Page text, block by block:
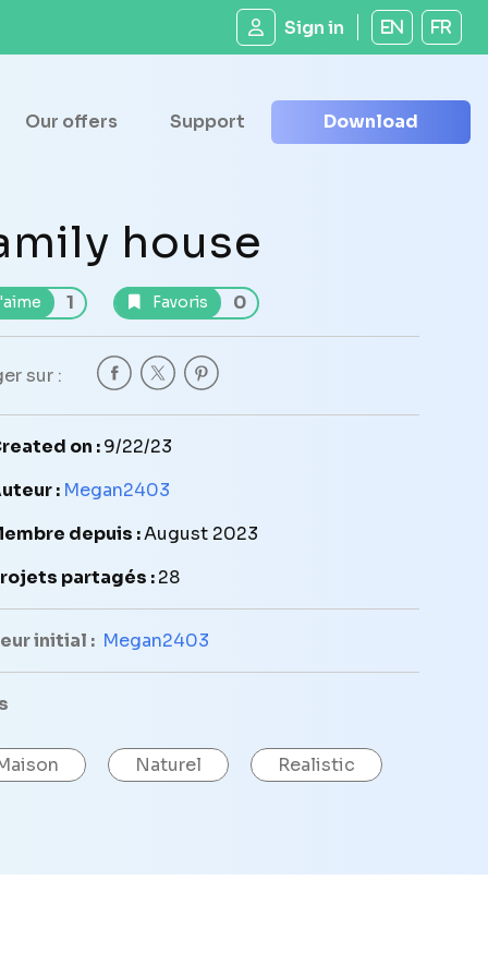
Sign in EN FR
Our offers Support Download
house
1 Favoris 0
sur :
on :9/22/23
: Megan2403
depuis :August 2023
partagés :28
initial : Megan2403
Naturel Realistic